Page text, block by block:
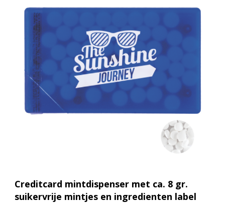
Creditcard mintdispenser met ca. 8 gr.
suikervrije mintjes en ingredienten label